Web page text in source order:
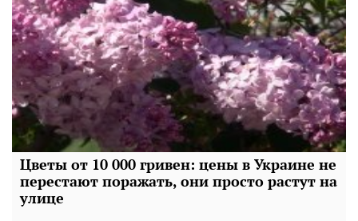
Цветы от 10 000 гривен: цены в Украине не
перестают поражать, они просто растут на
улице